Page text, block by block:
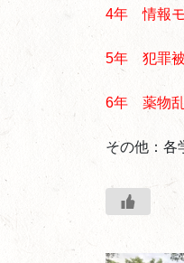
4年 情報
5年 犯罪被
6年 薬物乱
その他：各